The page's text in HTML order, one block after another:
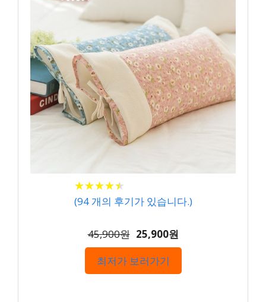
★★★★★
★★★★★
(94개의 후기가 있습니다.)
45,900원 25,900원
최저가 보러가기